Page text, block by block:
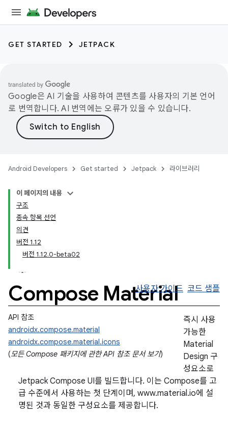
GET STARTED JETPACK
Google은 AI 기술을 사용하여 콘텐츠를 사용자의 기본 언어
로 번역합니다. AI 번역에는 오류가 있을 수 있습니다.
Android Developers Get started Jetpack 라이브러리
이 페이지의 내용
구조
종속 항목 선언
의견
버전 1.12
버전 1.12.0-beta02
Compose Material
사용자 가이드 코드 샘플
API 참조
androidx.compose.material
androidx.compose.material.icons
(모든 Compose 패키지에 관한 API 참조 문서 보기)
즉시 사용
가능한
Material
Design 구
성요소로
Jetpack Compose UI를 빌드합니다. 이는 Compose를 고
급 수준에서 사용하는 첫 단계이며, www.material.io에 설
명된 것과 동일한 구성요소를 제공합니다.